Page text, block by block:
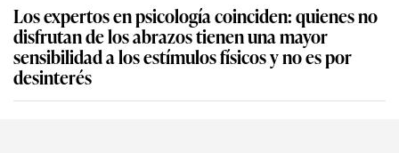
Los expertos en psicología coinciden: quienes no
disfrutan de los abrazos tienen una mayor
sensibilidad a los estímulos físicos y no es por
desinterés